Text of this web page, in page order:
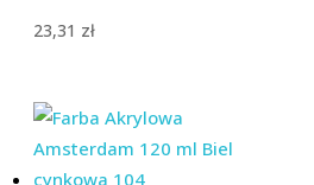
23,31 zł